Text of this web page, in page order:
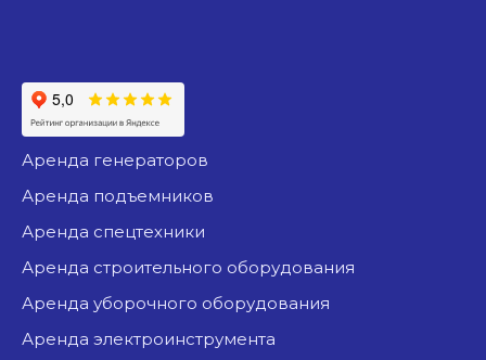
аренда генераторов
аренда подъемников
аренда спецтехники
аренда строительного оборудования
аренда уборочного оборудования
аренда электроинструмента